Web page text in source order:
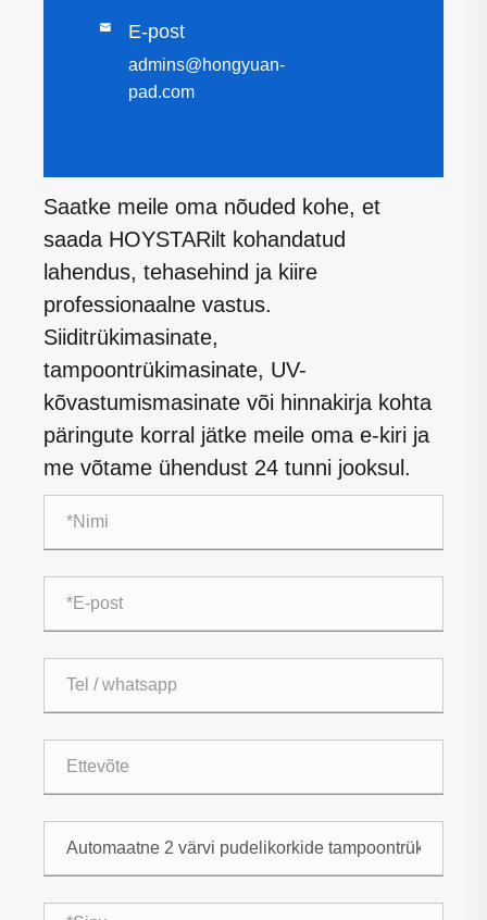
 E-post
admins@hongyuan-
pad.com
Saatke meile oma nõuded kohe, et
saada HOYSTARilt kohandatud
lahendus, tehasehind ja kiire
professionaalne vastus.
Siiditrükimasinate,
tampoontrükimasinate, UV-
kõvastumismasinate või hinnakirja kohta
päringute korral jätke meile oma e-kiri ja
me võtame ühendust 24 tunni jooksul.